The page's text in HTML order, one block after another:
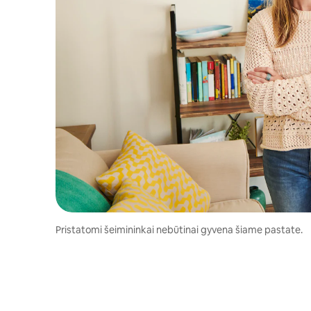
Pristatomi šeimininkai nebūtinai gyvena šiame pastate.